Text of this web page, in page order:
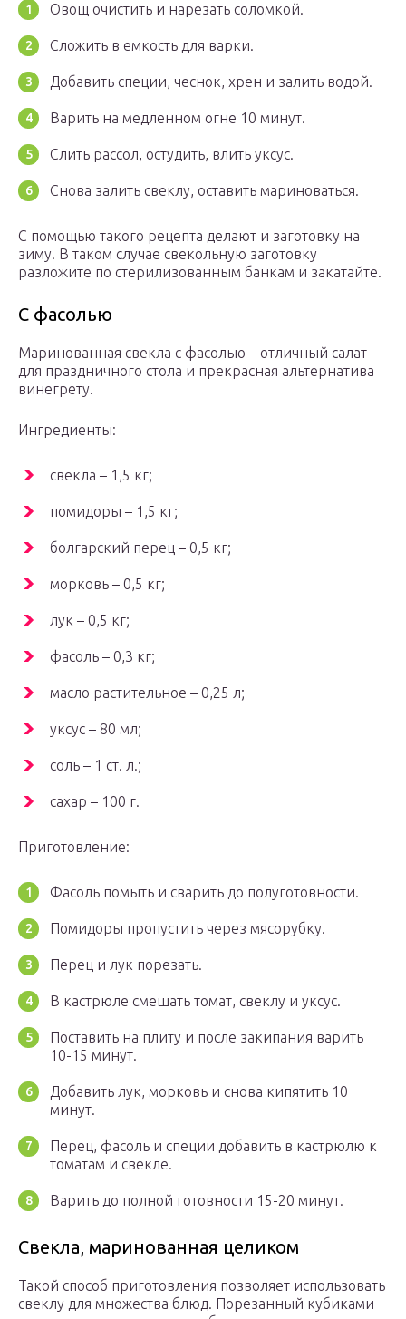
Овощ очистить и нарезать соломкой.
Сложить в емкость для варки.
Добавить специи, чеснок, хрен и залить водой.
Варить на медленном огне 10 минут.
Слить рассол, остудить, влить уксус.
Снова залить свеклу, оставить мариноваться.
С помощью такого рецепта делают и заготовку на
зиму. В таком случае свекольную заготовку
разложите по стерилизованным банкам и закатайте.
С фасолью
Маринованная свекла с фасолью – отличный салат
для праздничного стола и прекрасная альтернатива
винегрету.
Ингредиенты:
свекла – 1,5 кг;
помидоры – 1,5 кг;
болгарский перец – 0,5 кг;
морковь – 0,5 кг;
лук – 0,5 кг;
фасоль – 0,3 кг;
масло растительное – 0,25 л;
уксус – 80 мл;
соль – 1 ст. л.;
сахар – 100 г.
Приготовление:
Фасоль помыть и сварить до полуготовности.
Помидоры пропустить через мясорубку.
Перец и лук порезать.
В кастрюле смешать томат, свеклу и уксус.
Поставить на плиту и после закипания варить
10-15 минут.
Добавить лук, морковь и снова кипятить 10
минут.
Перец, фасоль и специи добавить в кастрюлю к
томатам и свекле.
Варить до полной готовности 15-20 минут.
Свекла, маринованная целиком
Такой способ приготовления позволяет использовать
свеклу для множества блюд. Порезанный кубиками